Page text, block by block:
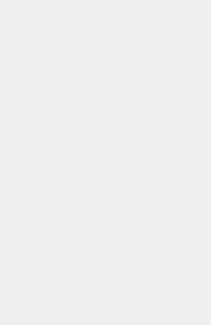
Temmuz ayında
zammı ile kira
etkili oldu. Konut
fiyatları enflasyonu ile
nedeniyle
katkıda bulunan
oldu. Enerji
ulaştırma
ile yıllık bazda %46.1
sayesinde önceki ay
önemli bir düşüş